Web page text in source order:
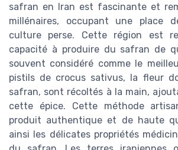
safran en Iran est fascinante et
millénaires, occupant une place
culture perse. Cette région est
capacité à produire du safran de
souvent considéré comme le
pistils de crocus sativus, la fleur
safran, sont récoltés à la main,
cette épice. Cette méthode
produit authentique et de haute
ainsi les délicates propriétés